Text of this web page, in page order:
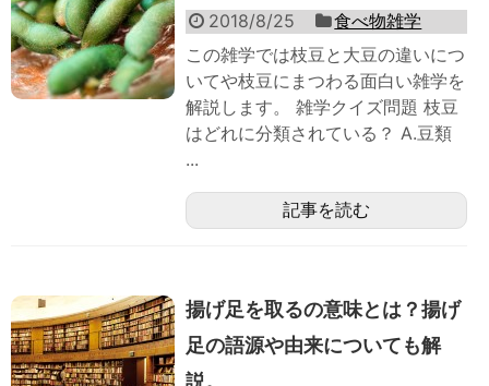
2018/8/25
食べ物雑学
この雑学では枝豆と大豆の違いにつ
いてや枝豆にまつわる面白い雑学を
解説します。 雑学クイズ問題 枝豆
はどれに分類されている？ A.豆類
...
記事を読む
揚げ足を取るの意味とは？揚げ
足の語源や由来についても解
説。